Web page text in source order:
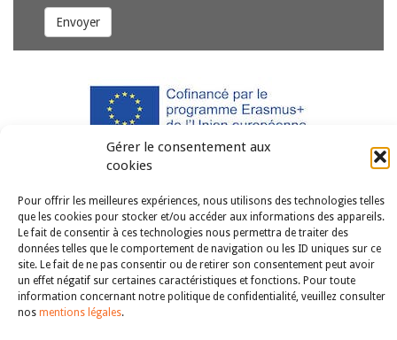
Gérer le consentement aux
cookies
Pour offrir les meilleures expériences, nous utilisons des technologies telles
que les cookies pour stocker et/ou accéder aux informations des appareils.
Le fait de consentir à ces technologies nous permettra de traiter des
données telles que le comportement de navigation ou les ID uniques sur ce
site. Le fait de ne pas consentir ou de retirer son consentement peut avoir
un effet négatif sur certaines caractéristiques et fonctions. Pour toute
information concernant notre politique de confidentialité, veuillez consulter
nos mentions légales.
Envoyer
Copyright © 2011-2026Revue des droits et libertés fondamentaux
| Tous droits réservés |